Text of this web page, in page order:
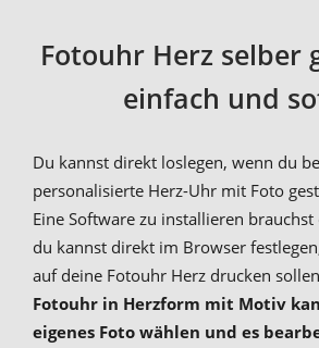
Fotouhr Herz selber
einfach und
Du kannst direkt loslegen, wenn du
personalisierte Herz-Uhr mit Foto
Eine Software zu installieren
du kannst direkt im Browser
auf deine Fotouhr Herz drucken
Fotouhr in Herzform mit Motiv
eigenes Foto wählen und es